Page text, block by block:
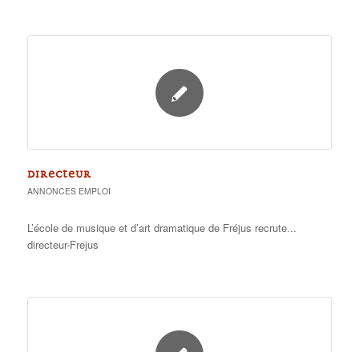
DIRECTEUR
ANNONCES EMPLOI
L’école de musique et d’art dramatique de Fréjus recrute...
directeur-Frejus